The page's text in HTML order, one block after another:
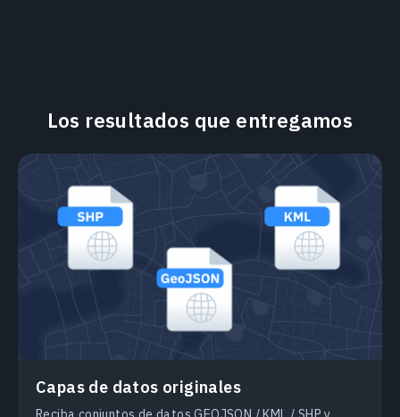
Los resultados que entregamos
Capas de datos originales